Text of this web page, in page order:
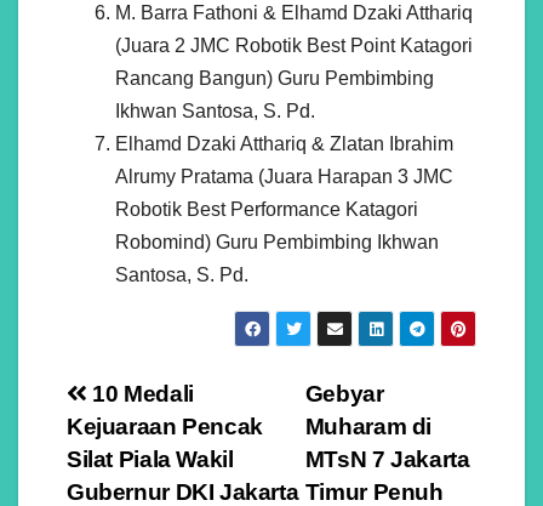
M. Barra Fathoni & Elhamd Dzaki Atthariq
(Juara 2 JMC Robotik Best Point Katagori
Rancang Bangun) Guru Pembimbing
Ikhwan Santosa, S. Pd.
Elhamd Dzaki Atthariq & Zlatan Ibrahim
Alrumy Pratama (Juara Harapan 3 JMC
Robotik Best Performance Katagori
Robomind) Guru Pembimbing Ikhwan
Santosa, S. Pd.
Navigasi
pos
Gebyar
Muharam di
MTsN 7 Jakarta
Timur Penuh
10 Medali
Kejuaraan Pencak
Silat Piala Wakil
Gubernur DKI Jakarta